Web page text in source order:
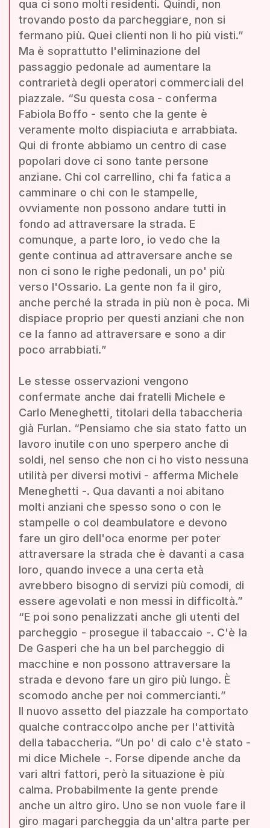
qua ci sono molti residenti. Quindi, non
trovando posto da parcheggiare, non si
fermano più. Quei clienti non li ho più visti.”
Ma è soprattutto l'eliminazione del
passaggio pedonale ad aumentare la
contrarietà degli operatori commerciali del
piazzale. “Su questa cosa - conferma
Fabiola Boffo - sento che la gente è
veramente molto dispiaciuta e arrabbiata.
Qui di fronte abbiamo un centro di case
popolari dove ci sono tante persone
anziane. Chi col carrellino, chi fa fatica a
camminare o chi con le stampelle,
ovviamente non possono andare tutti in
fondo ad attraversare la strada. E
comunque, a parte loro, io vedo che la
gente continua ad attraversare anche se
non ci sono le righe pedonali, un po' più
verso l'Ossario. La gente non fa il giro,
anche perché la strada in più non è poca. Mi
dispiace proprio per questi anziani che non
ce la fanno ad attraversare e sono a dir
poco arrabbiati.”
Le stesse osservazioni vengono
confermate anche dai fratelli Michele e
Carlo Meneghetti, titolari della tabaccheria
già Furlan. “Pensiamo che sia stato fatto un
lavoro inutile con uno sperpero anche di
soldi, nel senso che non ci ho visto nessuna
utilità per diversi motivi - afferma Michele
Meneghetti -. Qua davanti a noi abitano
molti anziani che spesso sono o con le
stampelle o col deambulatore e devono
fare un giro dell'oca enorme per poter
attraversare la strada che è davanti a casa
loro, quando invece a una certa età
avrebbero bisogno di servizi più comodi, di
essere agevolati e non messi in difficoltà.”
“E poi sono penalizzati anche gli utenti del
parcheggio - prosegue il tabaccaio -. C'è la
De Gasperi che ha un bel parcheggio di
macchine e non possono attraversare la
strada e devono fare un giro più lungo. È
scomodo anche per noi commercianti.”
Il nuovo assetto del piazzale ha comportato
qualche contraccolpo anche per l'attività
della tabaccheria. “Un po' di calo c'è stato -
mi dice Michele -. Forse dipende anche da
vari altri fattori, però la situazione è più
calma. Probabilmente la gente prende
anche un altro giro. Uno se non vuole fare il
giro magari parcheggia da un'altra parte per